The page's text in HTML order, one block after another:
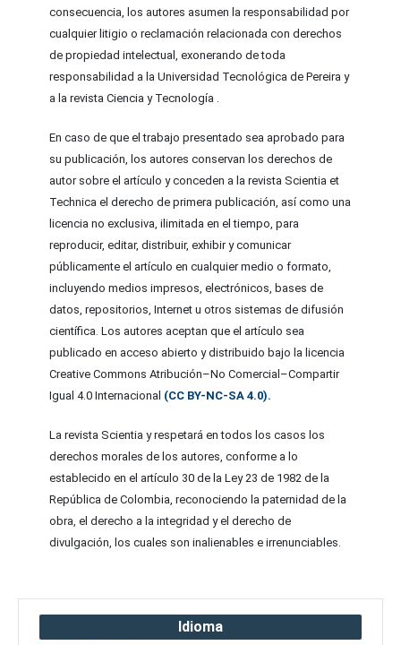
consecuencia, los autores asumen la responsabilidad por
cualquier litigio o reclamación relacionada con derechos
de propiedad intelectual, exonerando de toda
responsabilidad a la Universidad Tecnológica de Pereira y
a la revista Ciencia y Tecnología .
En caso de que el trabajo presentado sea aprobado para
su publicación, los autores conservan los derechos de
autor sobre el artículo y conceden a la revista Scientia et
Technica el derecho de primera publicación, así como una
licencia no exclusiva, ilimitada en el tiempo, para
reproducir, editar, distribuir, exhibir y comunicar
públicamente el artículo en cualquier medio o formato,
incluyendo medios impresos, electrónicos, bases de
datos, repositorios, Internet u otros sistemas de difusión
científica. Los autores aceptan que el artículo sea
publicado en acceso abierto y distribuido bajo la licencia
Creative Commons Atribución–No Comercial–Compartir
Igual 4.0 Internacional (CC BY-NC-SA 4.0).
La revista Scientia y respetará en todos los casos los
derechos morales de los autores, conforme a lo
establecido en el artículo 30 de la Ley 23 de 1982 de la
República de Colombia, reconociendo la paternidad de la
obra, el derecho a la integridad y el derecho de
divulgación, los cuales son inalienables e irrenunciables.
Idioma